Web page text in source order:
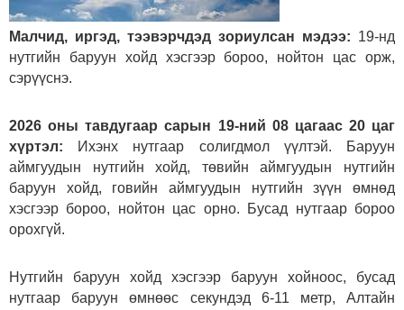
Малчид, иргэд, тээвэрчдэд зориулсан мэдээ: 19-нд
нутгийн баруун хойд хэсгээр бороо, нойтон цас орж,
сэрүүснэ.
2026 оны тавдугаар сарын 19-ний 08 цагаас 20 цаг
хүртэл: Ихэнх нутгаар солигдмол үүлтэй. Баруун
аймгуудын нутгийн хойд, төвийн аймгуудын нутгийн
баруун хойд, говийн аймгуудын нутгийн зүүн өмнөд
хэсгээр бороо, нойтон цас орно. Бусад нутгаар бороо
орохгүй.
Нутгийн баруун хойд хэсгээр баруун хойноос, бусад
нутгаар баруун өмнөөс секундэд 6-11 метр, Aлтайн